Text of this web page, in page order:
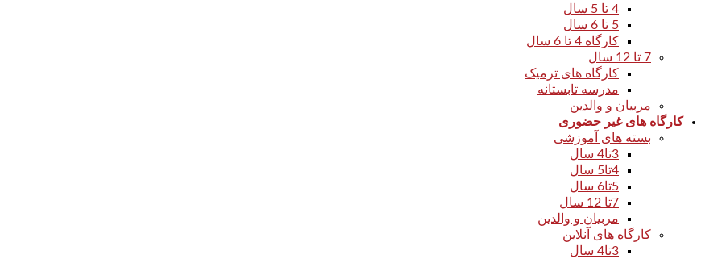
4 تا 5 سال
5 تا 6 سال
کارگاه 4 تا 6 سال
7 تا 12 سال
کارگاه های ترمیک
مدرسه تابستانه
مربیان و والدین
کارگاه های غیر حضوری
بسته های آموزشی
3تا4 سال
4تا5 سال
5تا6 سال
7تا 12 سال
مربیان و والدین
کارگاه های آنلاین
3تا4 سال